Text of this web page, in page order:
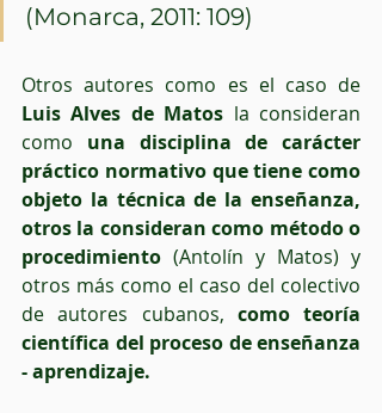
(Monarca, 2011: 109)
Luis Alves de Matos la consideran
como una disciplina de carácter
práctico normativo que tiene como
objeto la técnica de la enseñanza,
otros la consideran como método o
procedimiento (Antolín y Matos) y
otros más como el caso del colectivo
de autores cubanos, como teoría
científica del proceso de enseñanza
- aprendizaje.